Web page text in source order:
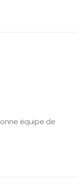
équipe de